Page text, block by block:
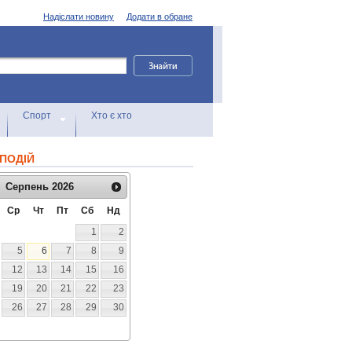
Додати в обране
Надіслати новину
Спорт Хто є хто
Серпень 2026
Ср Чт Пт Сб
Нд
1
2
5 6 7 8
9
12 13 14 15
16
19 20 21 22
23
26 27 28 29
30